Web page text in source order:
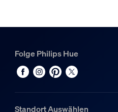
Farbe
Weiß
Folge Philips Hue
Standort Auswählen